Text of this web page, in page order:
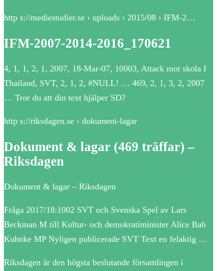
http s://mediestudier.se › uploads › 2015/08 › IFM-2…
IFM-2007-2014-2016_170621
4, 1, 1, 2, 1, 2007, 18-Mar-07, 10003, Attack mot skola I
Thailand, SVT, 2, 1, 2, #NULL! … 469, 2, 1, 3, 2, 2007
… Tror du att din text hjälper SD?
http s://riksdagen.se › dokument-lagar
Dokument & lagar (469 träffar) –
Riksdagen
Dokument & lagar – Riksdagen
Fråga 2017/18:1002 SVT och Svenska Spel av Lars
Beckman M till Kultur- och demokratiminister Alice Bah
Kuhnke MP Nyligen publicerade SVT Text en felaktig …
Riksdagen är den högsta beslutande församlingen i